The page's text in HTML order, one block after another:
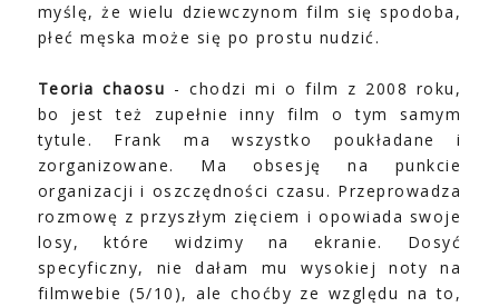
myślę, że wielu dziewczynom film się spodoba,
płeć męska może się po prostu nudzić.
Teoria chaosu - chodzi mi o film z 2008 roku,
bo jest też zupełnie inny film o tym samym
tytule. Frank ma wszystko poukładane i
zorganizowane. Ma obsesję na punkcie
organizacji i oszczędności czasu. Przeprowadza
rozmowę z przyszłym zięciem i opowiada swoje
losy, które widzimy na ekranie. Dosyć
specyficzny, nie dałam mu wysokiej noty na
filmwebie (5/10), ale choćby ze względu na to,